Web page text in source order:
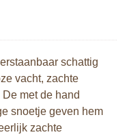
schattig
vacht, zachte
met de hand
snoetje geven hem
zachte